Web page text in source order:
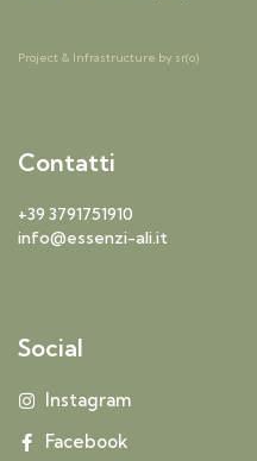
Project & Infrastructure by sr(o)
Contatti
+39 3791751910
info@essenzi-ali.it
Social
Instagram
Facebook